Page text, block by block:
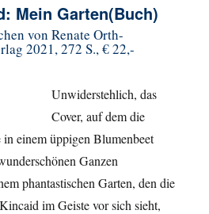
Mein Garten(Buch)
von Renate Orth-
2021, 272 S., € 22,-
Unwiderstehlich, das
Cover, auf dem die
einem üppigen Blumenbeet
Ganzen
phantastischen Garten, den die
im Geiste vor sich sieht,